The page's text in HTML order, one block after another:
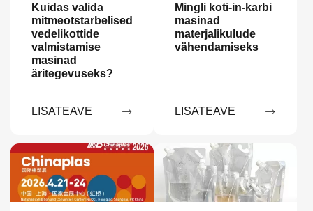
Kuidas valida
mitmeotstarbelised
vedelikottide
valmistamise
masinad
äritegevuseks?
LISATEAVE 
Mingli koti-in-karbi
masinad
materjalikulude
vähendamiseks
LISATEAVE 